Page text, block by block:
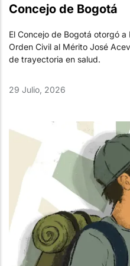
Concejo de Bogotá
El Concejo de Bogotá otorgó
Orden Civil al Mérito José
de trayectoria en salud.
29 Julio, 2026